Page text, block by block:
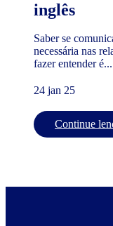
inglês
Saber se
necessária nas
fazer entender é...
24 jan 25
Continue